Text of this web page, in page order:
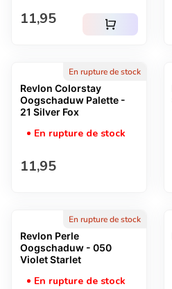
Prix normal
11,95 shopping_cart
En rupture de stock
Revlon Colorstay
Oogschaduw Palette -
21 Silver Fox
En rupture de stock
Prix normal
11,95
En rupture de stock
Revlon Perle
Oogschaduw - 050
Violet Starlet
En rupture de stock